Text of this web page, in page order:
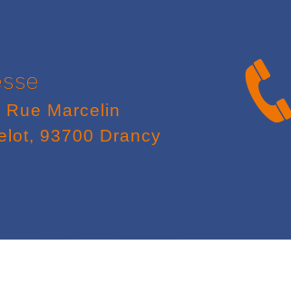
Rue Marcelin
93700 Drancy